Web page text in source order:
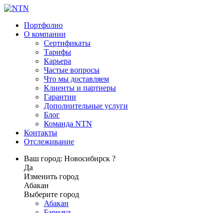
Портфолио
О компании
Сертификаты
Тарифы
Карьера
Частые вопросы
Что мы доставляем
Клиенты и партнеры
Гарантии
Дополнительные услуги
Блог
Команда NTN
Контакты
Отслеживание
Ваш город: Новосибирск ?
Да
Изменить город
Абакан
Выберите город
Абакан